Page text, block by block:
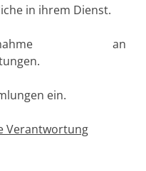
in ihrem Dienst.
an
ein.
Verantwortung